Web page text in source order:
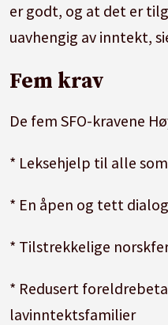
er godt, og at det er
uavhengig av inntekt,
Fem krav
De fem SFO-kravene
* Leksehjelp til alle
* En åpen og tett
* Tilstrekkelige
* Redusert
lavinntektsfamilier